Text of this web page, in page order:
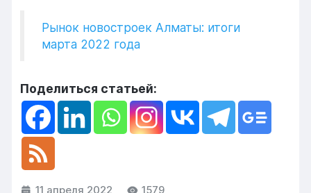
Рынок новостроек Алматы: итоги
марта 2022 года
Поделиться статьей:
11 апреля 2022 1579